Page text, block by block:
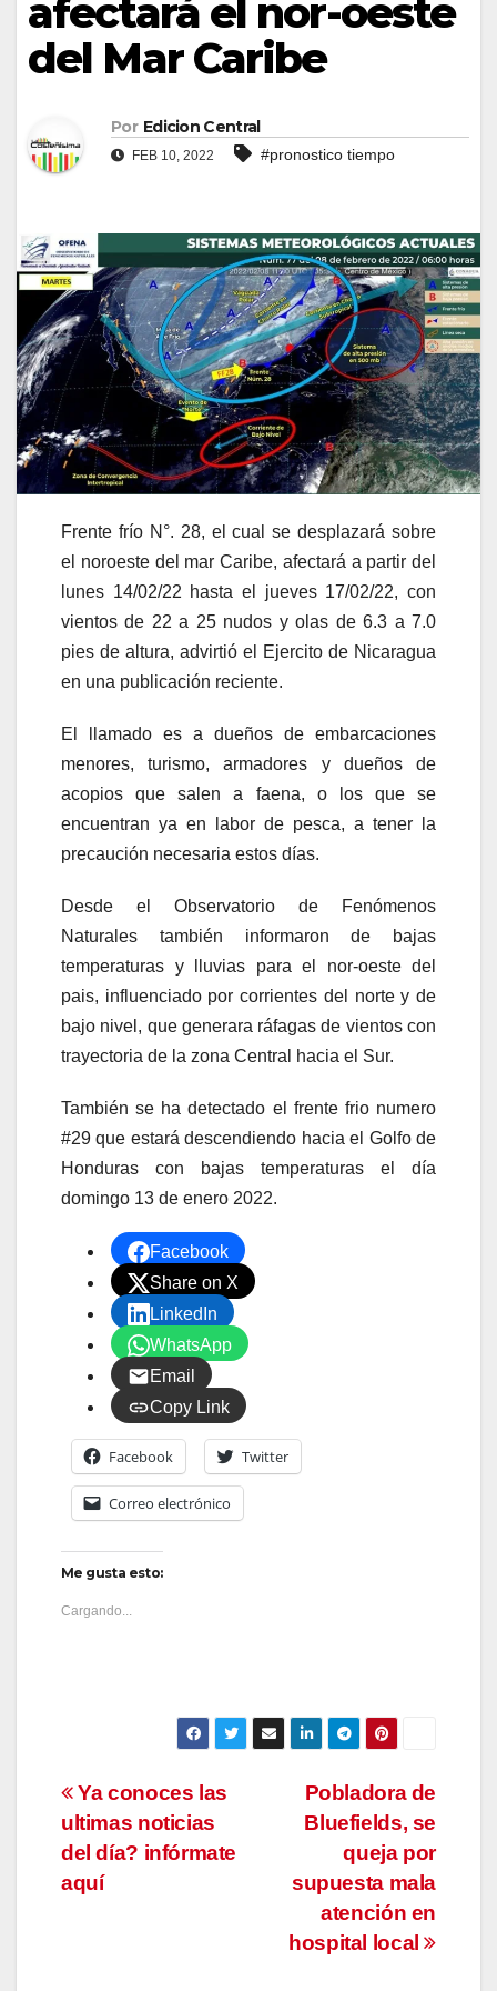
afectará el nor-oeste
del Mar Caribe
Por Edicion Central
FEB 10, 2022 #pronostico tiempo
Frente frío N°. 28, el cual se desplazará sobre
el noroeste del mar Caribe, afectará a partir del
lunes 14/02/22 hasta el jueves 17/02/22, con
vientos de 22 a 25 nudos y olas de 6.3 a 7.0
pies de altura, advirtió el Ejercito de Nicaragua
en una publicación reciente.
El llamado es a dueños de embarcaciones
menores, turismo, armadores y dueños de
acopios que salen a faena, o los que se
encuentran ya en labor de pesca, a tener la
precaución necesaria estos días.
Desde el Observatorio de Fenómenos
Naturales también informaron de bajas
temperaturas y lluvias para el nor-oeste del
pais, influenciado por corrientes del norte y de
bajo nivel, que generara ráfagas de vientos con
trayectoria de la zona Central hacia el Sur.
También se ha detectado el frente frio numero
#29 que estará descendiendo hacia el Golfo de
Honduras con bajas temperaturas el día
domingo 13 de enero 2022.
Facebook
Share on X
LinkedIn
WhatsApp
Email
Copy Link
Facebook Twitter
Correo electrónico
Me gusta esto:
Cargando...
Navegación
de
entradas
Pobladora de
Bluefields, se
queja por
supuesta mala
atención en
hospital local
Ya conoces las
ultimas noticias
del día? infórmate
aquí